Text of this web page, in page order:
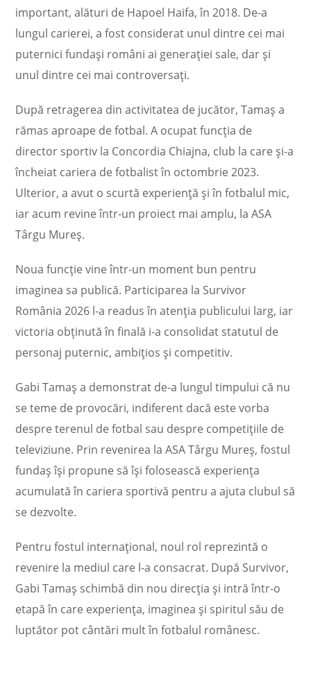
important, alături de Hapoel Haifa, în 2018. De-a
lungul carierei, a fost considerat unul dintre cei mai
puternici fundași români ai generației sale, dar și
unul dintre cei mai controversați.
După retragerea din activitatea de jucător, Tamaș a
rămas aproape de fotbal. A ocupat funcția de
director sportiv la Concordia Chiajna, club la care și-a
încheiat cariera de fotbalist în octombrie 2023.
Ulterior, a avut o scurtă experiență și în fotbalul mic,
iar acum revine într-un proiect mai amplu, la ASA
Târgu Mureș.
Noua funcție vine într-un moment bun pentru
imaginea sa publică. Participarea la Survivor
România 2026 l-a readus în atenția publicului larg, iar
victoria obținută în finală i-a consolidat statutul de
personaj puternic, ambițios și competitiv.
Gabi Tamaș a demonstrat de-a lungul timpului că nu
se teme de provocări, indiferent dacă este vorba
despre terenul de fotbal sau despre competițiile de
televiziune. Prin revenirea la ASA Târgu Mureș, fostul
fundaș își propune să își folosească experiența
acumulată în cariera sportivă pentru a ajuta clubul să
se dezvolte.
Pentru fostul internațional, noul rol reprezintă o
revenire la mediul care l-a consacrat. După Survivor,
Gabi Tamaș schimbă din nou direcția și intră într-o
etapă în care experiența, imaginea și spiritul său de
luptător pot cântări mult în fotbalul românesc.